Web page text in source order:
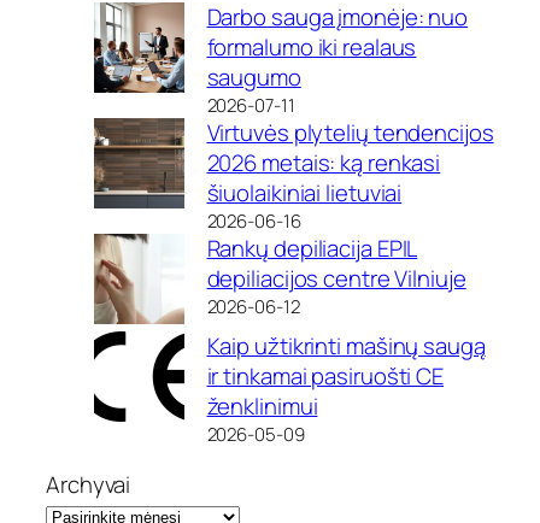
Darbo sauga įmonėje: nuo
formalumo iki realaus
saugumo
2026-07-11
Virtuvės plytelių tendencijos
2026 metais: ką renkasi
šiuolaikiniai lietuviai
2026-06-16
Rankų depiliacija EPIL
depiliacijos centre Vilniuje
2026-06-12
Kaip užtikrinti mašinų saugą
ir tinkamai pasiruošti CE
ženklinimui
2026-05-09
Archyvai